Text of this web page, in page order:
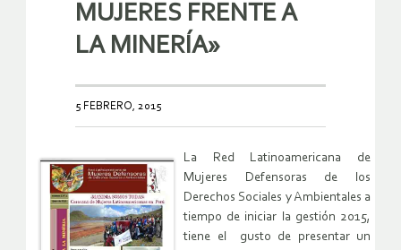
MUJERES FRENTE A
LA MINERÍA»
5 FEBRERO, 2015
La Red Latinoamericana de
Mujeres Defensoras de los
Derechos Sociales y Ambientales a
tiempo de iniciar la gestión 2015,
tiene el gusto de presentar un